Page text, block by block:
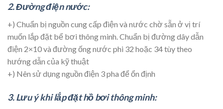
2. Đường điện nước:
+) Chuẩn bị nguồn cung cấp điện và nước chờ sẵn ở vị trí
muốn lắp đặt bể bơi thông minh. Chuẩn bị đường dây dẫn
điện 2×10 và đường ống nước phi 32 hoặc 34 tùy theo
hướng dẫn của kỹ thuật
+) Nên sử dụng nguồn điện 3 pha để ổn định
3. Lưu ý khi lắp đặt hồ bơi thông minh: